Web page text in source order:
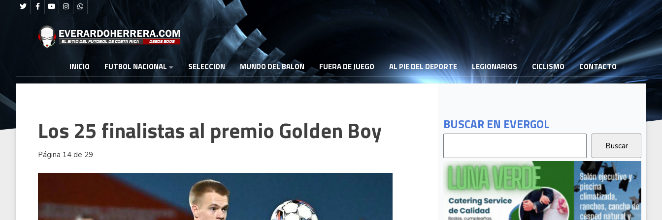
INICIO FUTBOL NACIONAL SELECCION MUNDO DEL BALON FUERA DE JUEGO AL PIE DEL DEPORTE LEGIONARIOS CICLISMO CONTACTO
BUSCAR EN EVERGOL
Los 25 finalistas al premio Golden Boy
Página 14 de 29